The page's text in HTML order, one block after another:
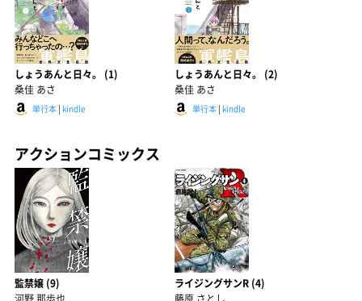
しょうあんと日々。 (1)
桑佳 あさ
単行本 | kindle
しょうあんと日々。 (2)
桑佳 あさ
単行本| kindle
アクションコミックス
監禁嬢 (9)
ライジングサンR (4)